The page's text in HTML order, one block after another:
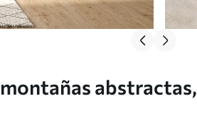
abstractas,